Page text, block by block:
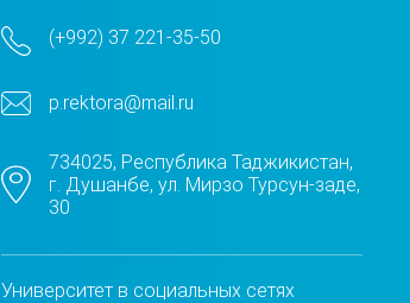
(+992) 37 221-35-50
p.rektora@mail.ru
734025, Республика Таджикистан,
г. Душанбе, ул. Мирзо Турсун-заде,
30
Университет в социальных сетях